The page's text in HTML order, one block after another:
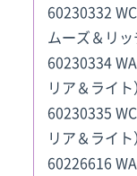
60230332
ムーズ＆リッ
60230334
リア＆ライト）
60230335
リア＆ライト）
60226616